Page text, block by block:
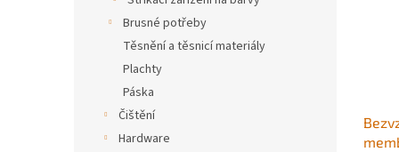
Brusné potřeby
Těsnění a těsnicí materiály
Plachty
Páska
Čištění
Hardware